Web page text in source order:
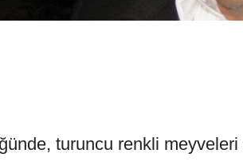
turuncu renkli